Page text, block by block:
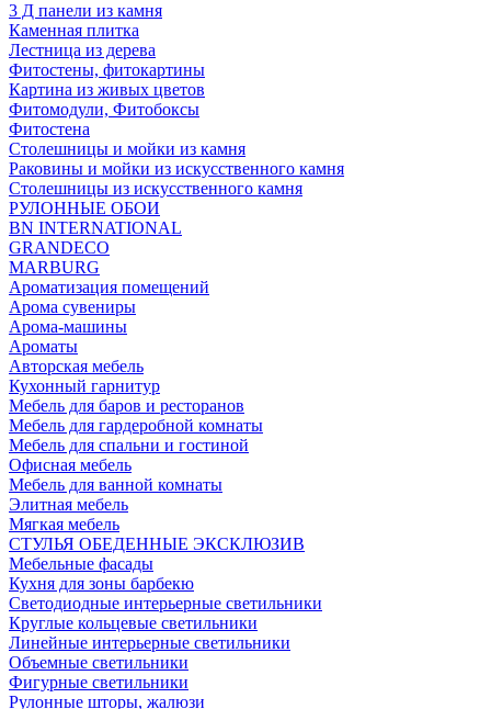
3 Д панели из камня
Каменная плитка
Лестница из дерева
Фитостены, фитокартины
Картина из живых цветов
Фитомодули, Фитобоксы
Фитостена
Столешницы и мойки из камня
Раковины и мойки из искусственного камня
Столешницы из искусственного камня
РУЛОННЫЕ ОБОИ
BN INTERNATIONAL
GRANDECO
MARBURG
Ароматизация помещений
Арома сувениры
Арома-машины
Ароматы
Авторская мебель
Кухонный гарнитур
Мебель для баров и ресторанов
Мебель для гардеробной комнаты
Мебель для спальни и гостиной
Офисная мебель
Мебель для ванной комнаты
Элитная мебель
Мягкая мебель
СТУЛЬЯ ОБЕДЕННЫЕ ЭКСКЛЮЗИВ
Мебельные фасады
Кухня для зоны барбекю
Светодиодные интерьерные светильники
Круглые кольцевые светильники
Линейные интерьерные светильники
Объемные светильники
Фигурные светильники
Рулонные шторы, жалюзи